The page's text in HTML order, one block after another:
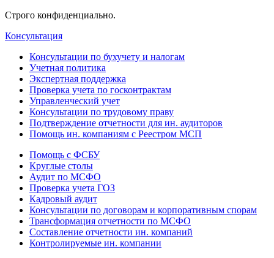
Строго конфиденциально.
Консультация
Консультации по бухучету и налогам
Учетная политика
Экспертная поддержка
Проверка учета по госконтрактам
Управленческий учет
Консультации по трудовому праву
Подтверждение отчетности для ин. аудиторов
Помощь ин. компаниям с Реестром МСП
Помощь с ФСБУ
Круглые столы
Аудит по МСФО
Проверка учета ГОЗ
Кадровый аудит
Консультации по договорам и корпоративным спорам
Трансформация отчетности по МСФО
Составление отчетности ин. компаний
Контролируемые ин. компании